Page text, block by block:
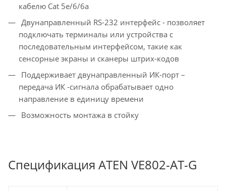
кабелю Cat 5e/6/6a
Двунаправленный RS-232 интерфейс - позволяет
подключать терминалы или устройства с
последовательным интерфейсом, такие как
сенсорные экраны и сканеры штрих-кодов
Поддерживает двунаправленный ИК-порт –
передача ИК -сигнала обрабатывает одно
направление в единицу времени
Возможность монтажа в стойку
Спецификация ATEN VE802-AT-G